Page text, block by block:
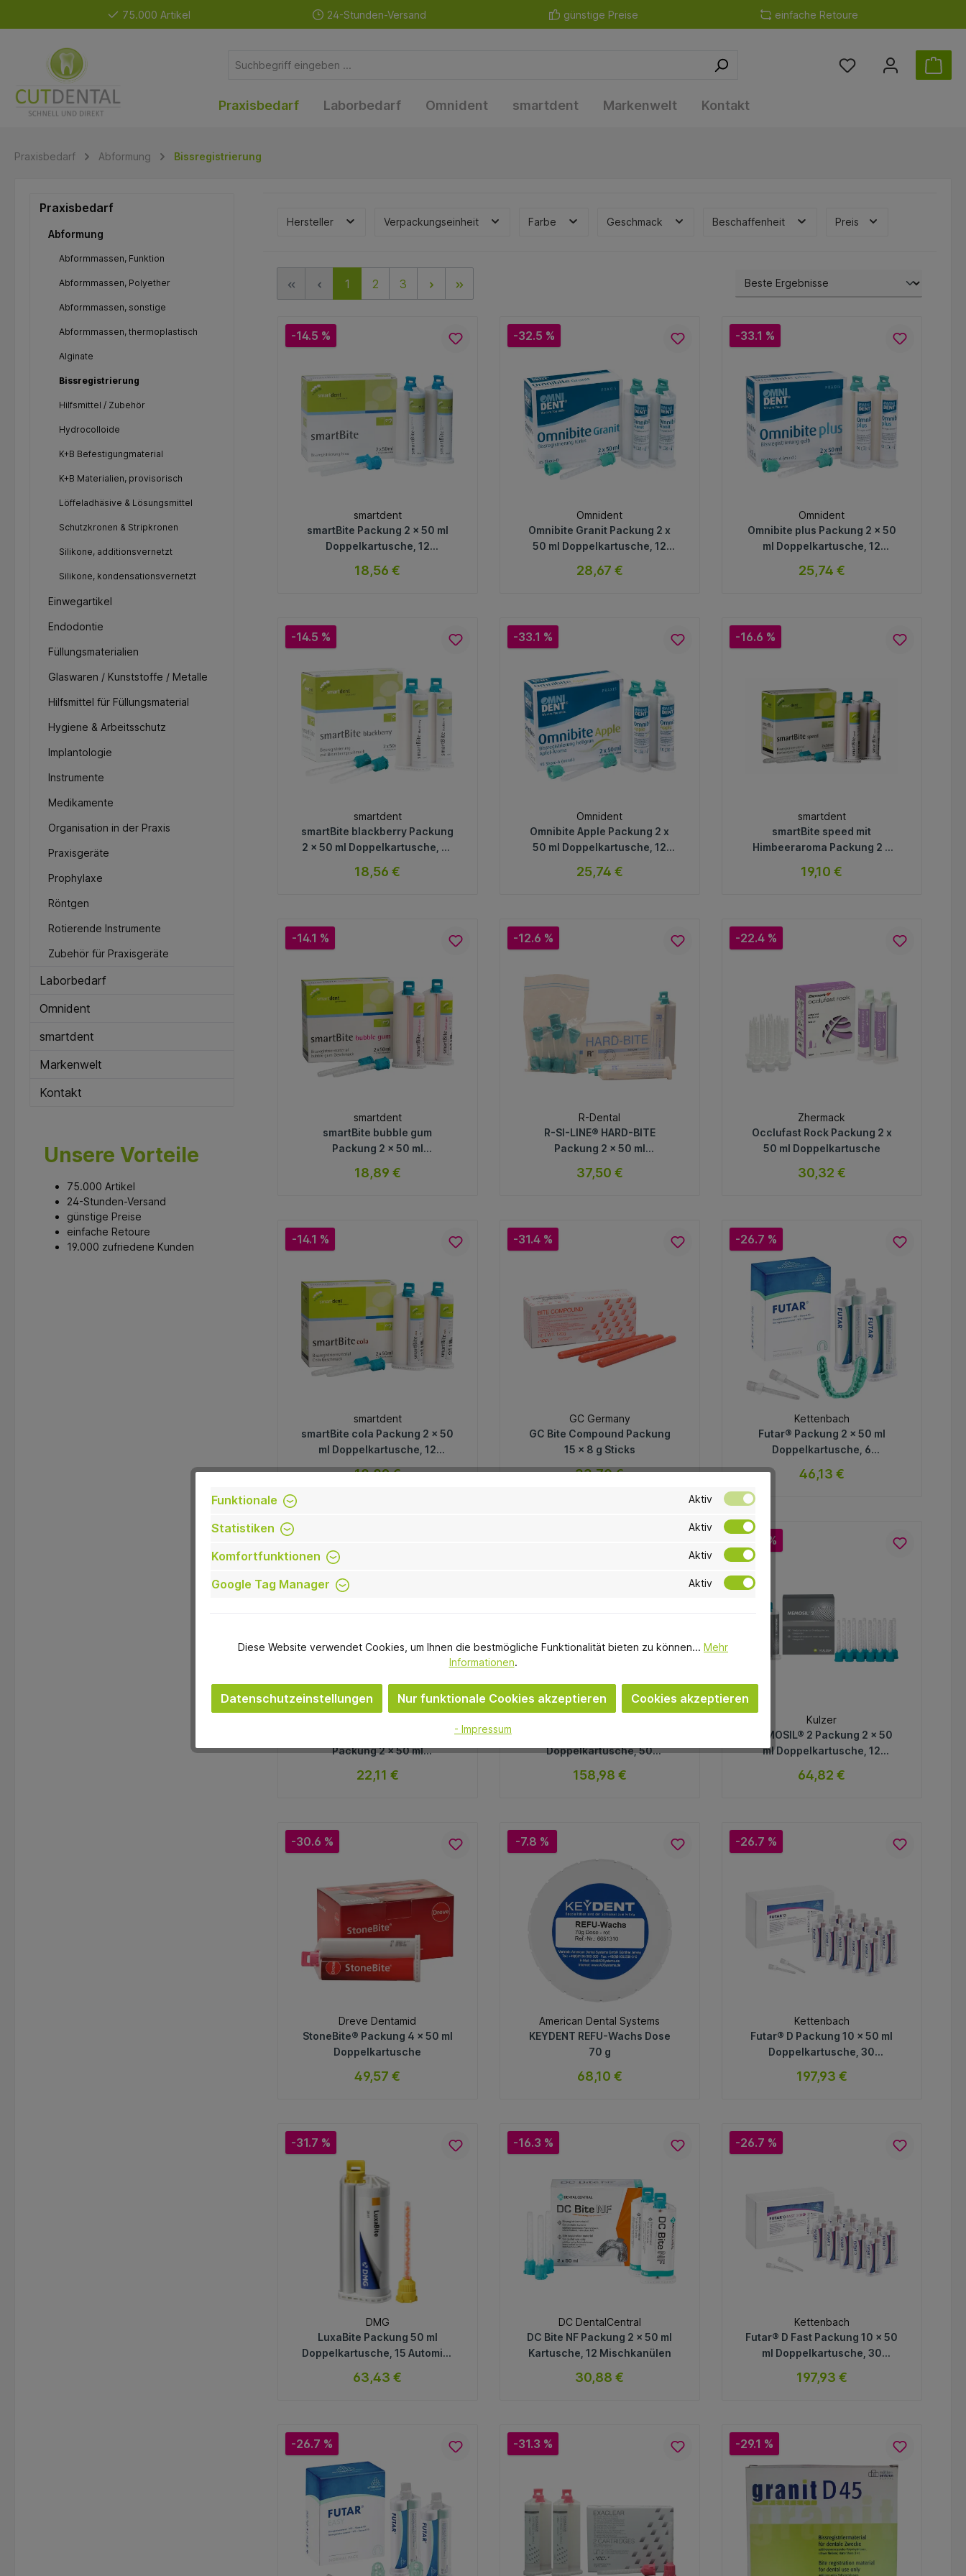
75.000 Artikel 24-Stunden-Versand günstige Preise einfache Retoure
Praxisbedarf Laborbedarf Omnident smartdent Markenwelt Kontakt
Praxisbedarf Abformung Bissregistrierung
Praxisbedarf
Abformung
Abformmassen, Funktion
Abformmassen, Polyether
Abformmassen, sonstige
Abformmassen, thermoplastisch
Alginate
Bissregistrierung
Hilfsmittel / Zubehör
Hydrocolloide
K+B Befestigungmaterial
K+B Materialien, provisorisch
Löffeladhäsive & Lösungsmittel
Schutzkronen & Stripkronen
Silikone, additionsvernetzt
Silikone, kondensationsvernetzt
Einwegartikel
Endodontie
Füllungsmaterialien
Glaswaren / Kunststoffe / Metalle
Hilfsmittel für Füllungsmaterial
Hygiene & Arbeitsschutz
Implantologie
Instrumente
Medikamente
Organisation in der Praxis
Praxisgeräte
Prophylaxe
Röntgen
Rotierende Instrumente
Zubehör für Praxisgeräte
Laborbedarf
Omnident
smartdent
Markenwelt
Kontakt
Unsere Vorteile
75.000 Artikel
24-Stunden-Versand
günstige Preise
einfache Retoure
19.000 zufriedene Kunden
Hersteller Verpackungseinheit Farbe Geschmack Beschaffenheit Preis
1 2 3
-14.5 %
smartdent
smartBite Packung 2 x 50 ml
Doppelkartusche, 12
18,56 €
-32.5 %
Omnident
Omnibite Granit Packung 2 x
50 ml Doppelkartusche, 12
28,67 €
-33.1 %
Omnident
Omnibite plus Packung 2 x 50
ml Doppelkartusche, 12
25,74 €
-14.5 %
smartdent
smartBite blackberry Packung
2 x 50 ml Doppelkartusche, 12
violett
18,56 €
-33.1 %
Omnident
Omnibite Apple Packung 2 x
50 ml Doppelkartusche, 12
25,74 €
-16.6 %
smartdent
smartBite speed mit
Himbeeraroma Packung 2 x
Himbeere
19,10 €
-14.1 %
smartdent
smartBite bubble gum
Packung 2 x 50 ml
Mischkanülen, Bubble Gum,
18,89 €
-12.6 %
R-Dental
R-SI-LINE® HARD-BITE
Packung 2 x 50 ml
dunkelblau,12 Mischkanülen
37,50 €
-22.4 %
Zhermack
Occlufast Rock Packung 2 x
50 ml Doppelkartusche
30,32 €
In den Warenkorb
-14.1 %
smartdent
smartBite cola Packung 2 x 50
ml Doppelkartusche, 12
Mischkanülen, Cola, braun
18,89 €
In den Warenkorb
-31.4 %
GC Germany
GC Bite Compound Packung
15 x 8 g Sticks
33,70 €
-26.7 %
Kettenbach
Futar® Packung 2 x 50 ml
Doppelkartusche, 6
46,13 €
Packung 2 x 50 ml
22,11 €
Doppelkartusche, 50
158,98 €
In den Warenkorb
-26.7 %
Kulzer
MEMOSIL® 2 Packung 2 x 50
ml Doppelkartusche, 12
64,82 €
-30.6 %
Dreve Dentamid
StoneBite® Packung 4 x 50 ml
Doppelkartusche
49,57 €
In den Warenkorb
-7.8 %
American Dental Systems
KEYDENT REFU-Wachs Dose
70 g
68,10 €
-26.7 %
Kettenbach
Futar® D Packung 10 x 50 ml
Doppelkartusche, 30
197,93 €
-31.7 %
DMG
LuxaBite Packung 50 ml
Doppelkartusche, 15 Automix-
63,43 €
In den Warenkorb
-16.3 %
DC DentalCentral
DC Bite NF Packung 2 x 50 ml
Kartusche, 12 Mischkanülen
30,88 €
-26.7 %
Kettenbach
Futar® D Fast Packung 10 x 50
ml Doppelkartusche, 30
197,93 €
In den Warenkorb
-26.7 % -31.3 % -29.1 %
Funktionale Aktiv
Statistiken Aktiv
Komfortfunktionen Aktiv
Google Tag Manager Aktiv
Diese Website verwendet Cookies, um Ihnen die bestmögliche Funktionalität bieten zu können... Mehr
Informationen.
Datenschutzeinstellungen Nur funktionale Cookies akzeptieren Cookies akzeptieren
- Impressum